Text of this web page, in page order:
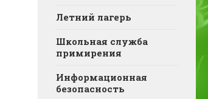
Летний лагерь
Школьная служба
примирения
Информационная
безопасность